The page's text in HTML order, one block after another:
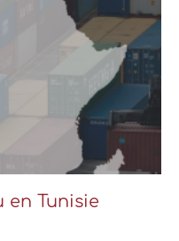
en Tunisie